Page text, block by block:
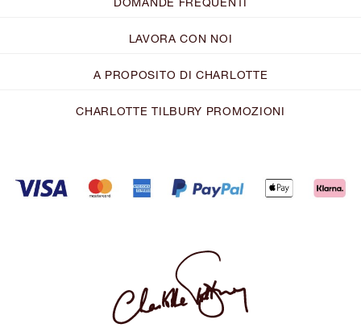
LAVORA CON NOI
A PROPOSITO DI CHARLOTTE
CHARLOTTE TILBURY PROMOZIONI